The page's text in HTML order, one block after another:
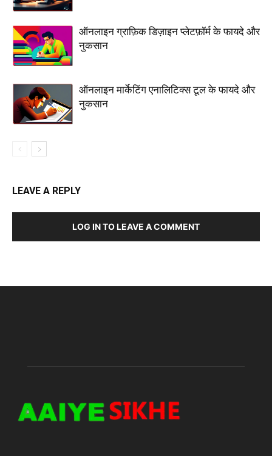
ऑनलाइन ग्राफ़िक डिज़ाइन प्लेटफ़ॉर्म के फायदे और
नुकसान
ऑनलाइन मार्केटिंग एनालिटिक्स टूल के फायदे और
नुकसान
LEAVE A REPLY
LOG IN TO LEAVE A COMMENT